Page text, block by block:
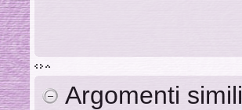
Argomenti simili